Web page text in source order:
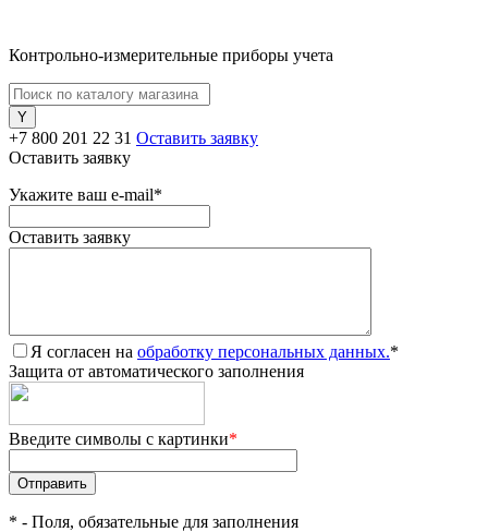
Контрольно-измерительные приборы учета
+7 800 201 22 31 Оставить заявку
Оставить заявку
Укажите ваш e-mail*
Оставить заявку
Я согласен на обработку персональных данных.*
Защита от автоматического заполнения
Введите символы с картинки*
* - Поля, обязательные для заполнения